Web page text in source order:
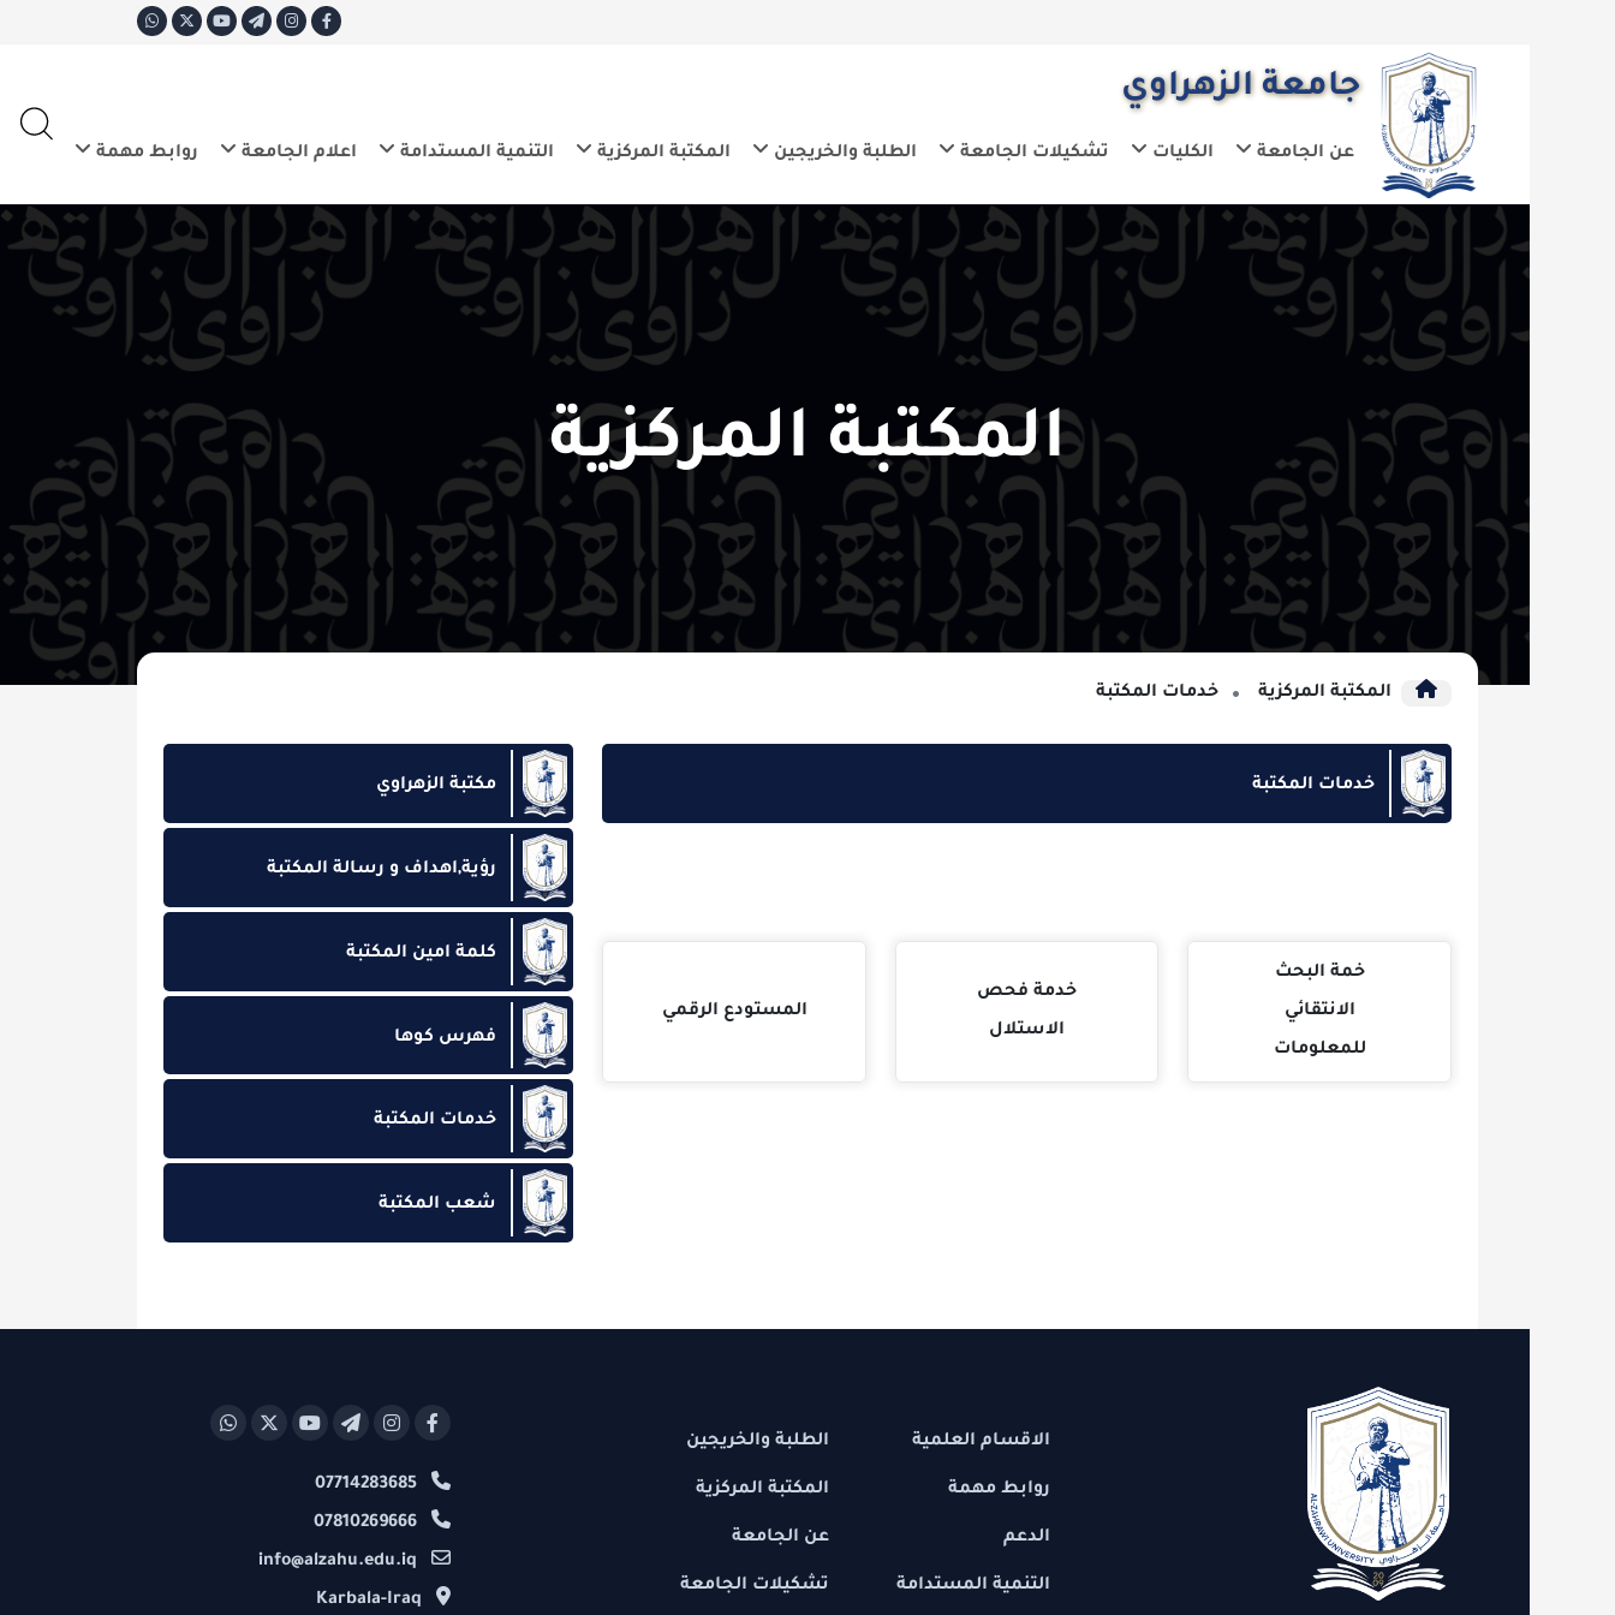
جامعة الزهراوي
عن الجامعة الكليات تشكيلات الجامعة الطلبة والخريجين المكتبة المركزية التنمية المستدامة اعلام الجامعة روابط مهمة
E
المكتبة المركزية
المكتبة المركزية خدمات المكتبة
خدمات المكتبة
خمة البحث
للمعلومات
خدمة فحص
المستودع الرقمي
مكتبة الزهراوي
رؤية,اهداف و رسالة المكتبة
كلمة امين المكتبة
فهرس كوها
خدمات المكتبة
شعب المكتبة
الاقسام العلمية
روابط مهمة
التنمية المستدامة
الطلبة والخريجين
المكتبة المركزية
عن الجامعة
تشكيلات الجامعة
07714283685
07810269666
info@alzahu.edu.iq
Karbala-Iraq